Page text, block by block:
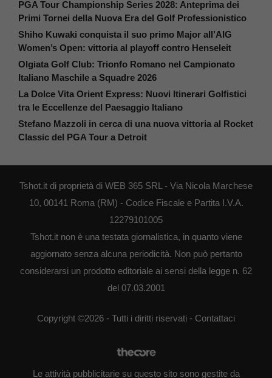
PGA Tour Championship Series 2028: Anteprima dei
Primi Tornei della Nuova Era del Golf Professionistico
Shiho Kuwaki conquista il suo primo Major all’AIG
Women’s Open: vittoria al playoff contro Henseleit
Olgiata Golf Club: Trionfo Romano nel Campionato
Italiano Maschile a Squadre 2026
La Dolce Vita Orient Express: Nuovi Itinerari Golfistici
tra le Eccellenze del Paesaggio Italiano
Stefano Mazzoli in cerca di una nuova vittoria al Rocket
Classic del PGA Tour a Detroit
Tshot.it di proprietà di WEB 365 SRL - Via Nicola Marchese
10, 00141 Roma (RM) - Codice Fiscale e Partita I.V.A.
12279101005
Tshot.it non è una testata giornalistica, in quanto viene
aggiornato senza alcuna periodicità. Non può pertanto
considerarsi un prodotto editoriale ai sensi della legge n. 62
del 07.03.2001
Copyright ©2026 - Tutti i diritti riservati - Contattaci
Le attività pubblicitarie su questo sito sono gestite da